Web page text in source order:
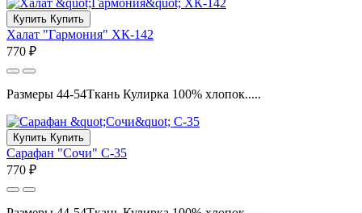
Купить Купить
Халат "Гармония" ХК-142
770 ₽
Размеры 44-54Ткань Кулирка 100% хлопок.....
Купить Купить
Сарафан "Сочи" С-35
770 ₽